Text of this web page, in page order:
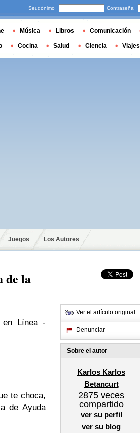
Juegos Los Autores
de la
en Línea -
te choca,
de Ayuda
Ver el artículo original
Denunciar
Sobre el autor
Karlos Karlos
Betancurt
2875 veces
compartido
ver su perfil
ver su blog
Seudónimo Contraseña
Música Libros Comunicación
Cocina Salud Ciencia Viajes